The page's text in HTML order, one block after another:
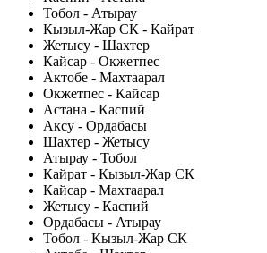
Тобол - Атырау
Кызыл-Жар СК - Кайрат
Жетысу - Шахтер
Кайсар - Окжетпес
Актобе - Махтаарал
Окжетпес - Кайсар
Астана - Каспий
Аксу - Ордабасы
Шахтер - Жетысу
Атырау - Тобол
Кайрат - Кызыл-Жар СК
Кайсар - Махтаарал
Жетысу - Каспий
Ордабасы - Атырау
Тобол - Кызыл-Жар СК